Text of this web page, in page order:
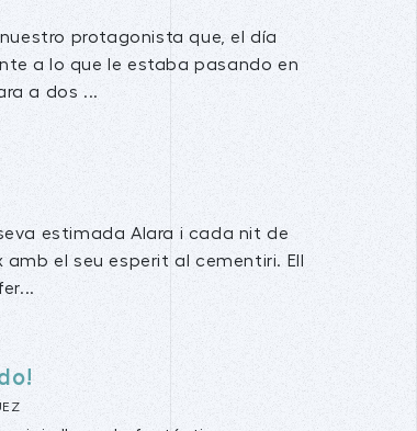
protagonista que, el día
a lo que le estaba pasando en
a dos ...
estimada Alara i cada nit de
amb el seu esperit al cementiri. Ell